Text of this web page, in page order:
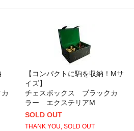
【コンパクトに駒を収納！Mサ
イズ】
チェスボックス ブラックカ
ラー エクステリアM
SOLD OUT
THANK YOU, SOLD OUT